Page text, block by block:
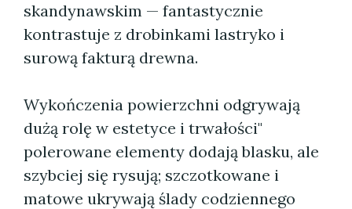
skandynawskim — fantastycznie
kontrastuje z drobinkami lastryko i
surową fakturą drewna.
Wykończenia powierzchni odgrywają
dużą rolę w estetyce i trwałości"
polerowane elementy dodają blasku, ale
szybciej się rysują; szczotkowane i
matowe ukrywają ślady codziennego